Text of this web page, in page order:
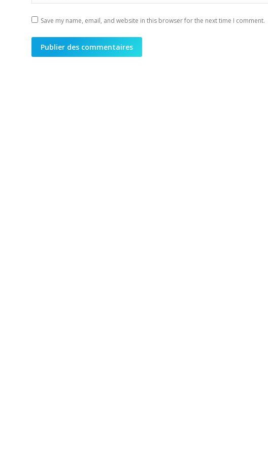
Save my name, email, and website in this browser for the next time I comment.
Publier des commentaires